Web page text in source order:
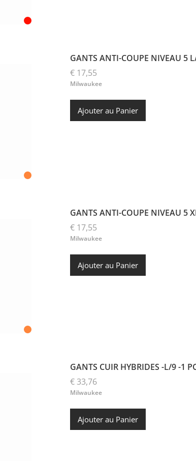
GANTS ANTI-COUPE NIVEAU 5
€ 17,55
Milwaukee
Ajouter au Panier
GANTS ANTI-COUPE NIVEAU 5
€ 17,55
Milwaukee
Ajouter au Panier
GANTS CUIR HYBRIDES -L/9 -1
€ 33,76
Milwaukee
Ajouter au Panier